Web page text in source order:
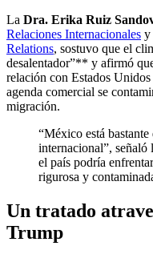
La Dra. Erika Ruiz
Relaciones Internacionales y
Relations, sostuvo que el
desalentador”** y afirmó
relación con Estados
agenda comercial se
migración.
“México está
internacional”, señaló
el país podría
rigurosa y
Un tratado
Trump